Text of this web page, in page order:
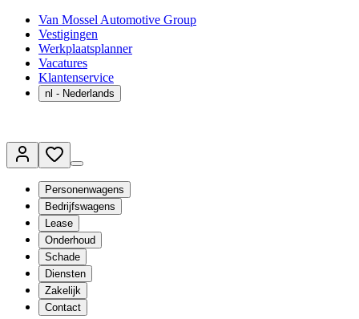
Van Mossel Automotive Group
Vestigingen
Werkplaatsplanner
Vacatures
Klantenservice
nl - Nederlands
Personenwagens
Bedrijfswagens
Lease
Onderhoud
Schade
Diensten
Zakelijk
Contact